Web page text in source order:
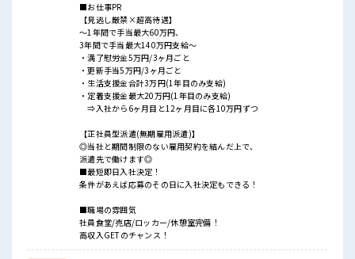
■お仕事PR
【見逃し厳禁×超高待遇】
～1年間で手当最大60万円、
3年間で手当最大140万円支給～
・満了慰労金5万円/3ヶ月ごと
・更新手当5万円/3ヶ月ごと
・生活支援金合計3万円(1年目のみ支給)
・定着支援金最大20万円(1年目のみ支給)
⇒入社から6ヶ月目と12ヶ月目に各10万円ずつ
【正社員型派遣(無期雇用派遣)】
◎当社と期間制限のない雇用契約を結んだ上で、
派遣先で働けます◎
■最短即日入社決定！
条件があえば応募のその日に入社決定もできる！
■職場の雰囲気
社員食堂/売店/ロッカー/休憩室完備！
高収入GETのチャンス！